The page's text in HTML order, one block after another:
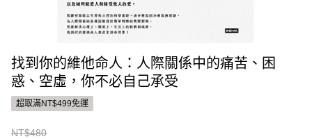
找到你的維他命人：人際關係中的痛苦、困
惑、空虛，你不必自己承受
超取滿NT$499免運
NT$480